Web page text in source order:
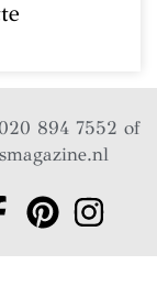
894 7552 of